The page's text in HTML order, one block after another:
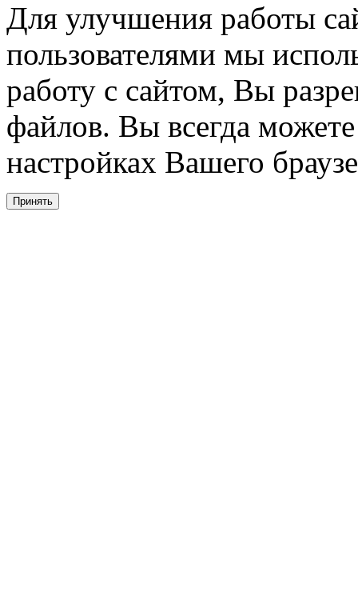
Для улучшения работы
пользователями мы
работу с сайтом, Вы
файлов. Вы всегда
настройках Вашего
Принять